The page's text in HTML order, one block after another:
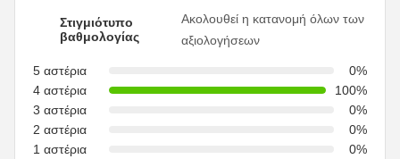
Στιγμιότυπο
βαθμολογίας
Ακολουθεί η κατανομή όλων των
αξιολογήσεων
5 αστέρια
0%
4 αστέρια
100%
3 αστέρια
0%
2 αστέρια
0%
1 αστέρια
0%